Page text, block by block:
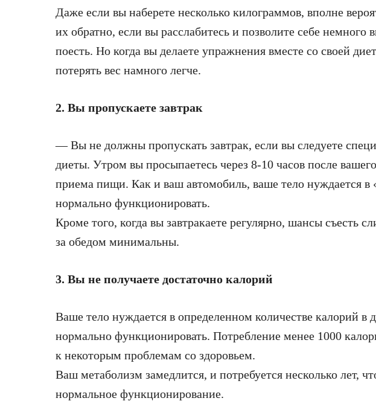
Даже если вы наберете несколько килограммов, вполне
их обратно, если вы расслабитесь и позволите себе немного
поесть. Но когда вы делаете упражнения вместе со своей
потерять вес намного легче.
2. Вы пропускаете завтрак
— Вы не должны пропускать завтрак, если вы следуете
диеты. Утром вы просыпаетесь через 8-10 часов после
приема пищи. Как и ваш автомобиль, ваше тело нуждается в
нормально функционировать.
Кроме того, когда вы завтракаете регулярно, шансы съесть
за обедом минимальны.
3. Вы не получаете достаточно калорий
Ваше тело нуждается в определенном количестве калорий в
нормально функционировать. Потребление менее 1000
к некоторым проблемам со здоровьем.
Ваш метаболизм замедлится, и потребуется несколько лет,
нормальное функционирование.